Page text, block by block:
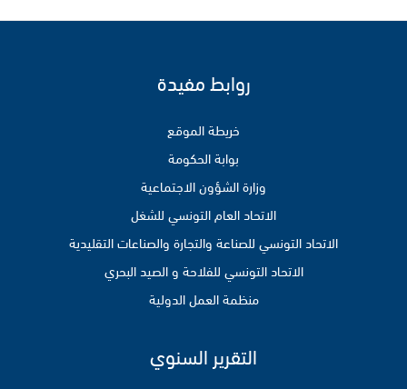
روابط مفيدة
خريطة الموقع
بوابة الحكومة
وزارة الشؤون الاجتماعية
الاتحاد العام التونسي للشغل
الاتحاد التونسي للصناعة والتجارة والصناعات التقليدية
الاتحاد التونسي للفلاحة و الصيد البحري
منظمة العمل الدولية
التقرير السنوي